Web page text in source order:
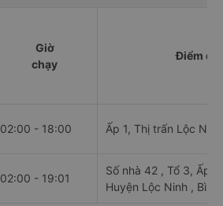
Giờ
chạy
Điểm đi
02:00 - 18:00 Ấp 1, Thị trấn Lộc Ninh
02:00 - 19:01
Số nhà 42 , Tổ 3, Ấp
Huyện Lộc Ninh , Bình